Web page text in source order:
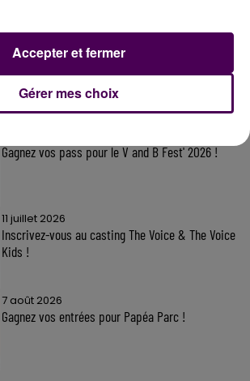
Gagnez vos pass pour le V and B Fest' 2026 !
11 juillet 2026
Inscrivez-vous au casting The Voice & The Voice
Kids !
7 août 2026
Gagnez vos entrées pour Papéa Parc !
Gérer mes choix
Accepter et fermer